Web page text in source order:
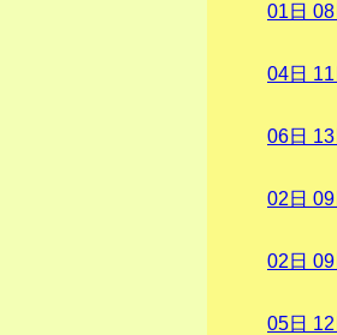
01 日 08
04日 11
06日 13
02 日 09
02 日 09
05日 12